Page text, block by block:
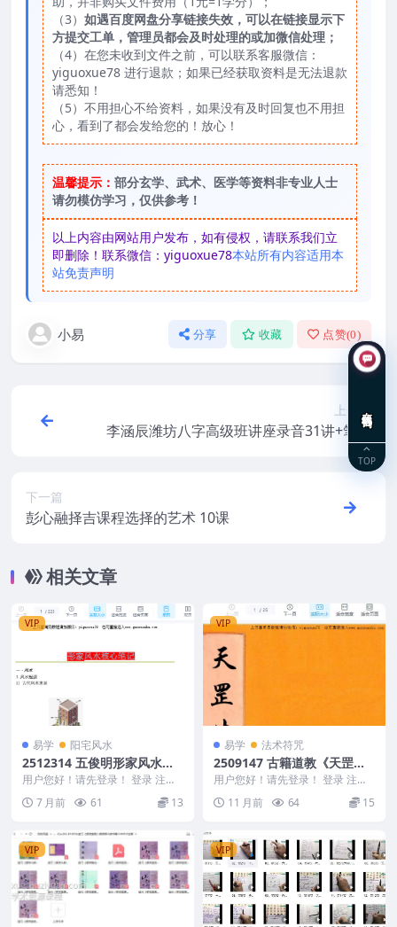
（3） 如遇百度网盘分享链接失效，可以在链接显示下
方提交工单，管理员都会及时处理的或加微信处理；
（4）在您未收到文件之前，可以联系客服微信：
yiguoxue78 进行退款；如果已经获取资料是无法退款
请悉知！
（5）不用担心不给资料，如果没有及时回复也不用担
心，看到了都会发给您的！放心！
温馨提示： 部分玄学、武术、医学等资料非专业人士
请勿模仿学习，仅供参考！
以上内容由网站用户发布，如有侵权，请联系我们立
即删除！联系微信：yiguoxue78本站所有内容适用本
站免责声明
小易 分享 收藏 点赞(0)
上一篇
李涵辰潍坊八字高级班讲座录音31讲+笔记
李涵辰八字高级班
下一篇
彭心融择吉课程选择的艺术 10课
相关文章
VIP
易学 阳宅风水
2512314 五俊明形家风水核
心笔记.pdf 223页 电子版Y
用户您好！请先登录！ 登录 注册
五俊明形家风水核心笔记.pdf 223
页 电子...
7 月前 61 13
VIP
易学 法术符咒
2509147 古籍道教《天罡生
煞大法》共25个筒子页Y
用户您好！请先登录！ 登录 注册
古籍道教《天罡生煞大法》共25个
筒子页Y 25...
11 月前 64 15
VIP VIP
TOP